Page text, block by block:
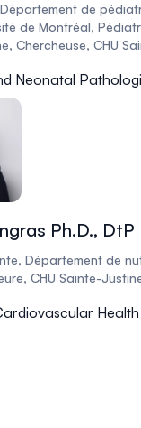
de
de Montréal,
Chercheuse, CHU
Neonatal
Ph.D., DtP
Département de
CHU Sainte-
Health